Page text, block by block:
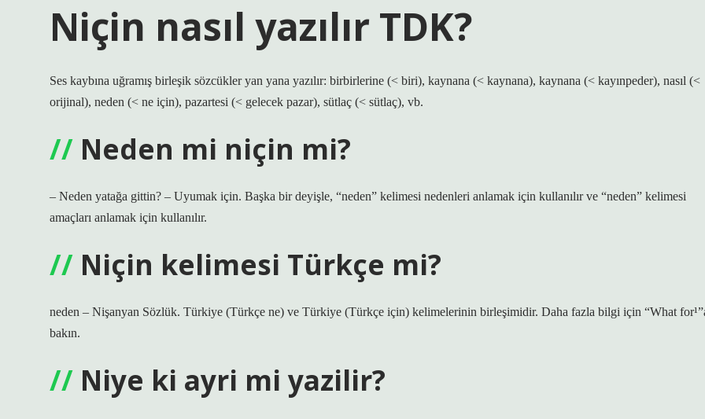
Niçin nasıl yazılır TDK?
Ses kaybına uğramış birleşik sözcükler yan yana yazılır: birbirlerine (< biri), kaynana (< kaynana), kaynana (< kayınpeder), nasıl (<
orijinal), neden (< ne için), pazartesi (< gelecek pazar), sütlaç (< sütlaç), vb.
Neden mi niçin mi?
– Neden yatağa gittin? – Uyumak için. Başka bir deyişle, “neden” kelimesi nedenleri anlamak için kullanılır ve “neden” kelimesi
amaçları anlamak için kullanılır.
Niçin kelimesi Türkçe mi?
neden – Nişanyan Sözlük. Türkiye (Türkçe ne) ve Türkiye (Türkçe için) kelimelerinin birleşimidir. Daha fazla bilgi için “What
bakın.
Niye ki ayri mi yazilir?